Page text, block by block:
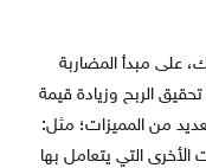
على مبدأ المضاربة
الربح وزيادة قيمة
من المميزات؛ مثل:
الأخرى التي يتعامل بها